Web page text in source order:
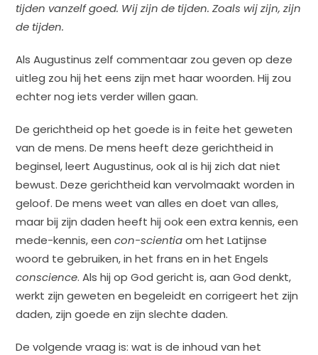
tijden vanzelf goed. Wij zijn de tijden. Zoals wij zijn, zijn
de tijden.
Als Augustinus zelf commentaar zou geven op deze
uitleg zou hij het eens zijn met haar woorden. Hij zou
echter nog iets verder willen gaan.
De gerichtheid op het goede is in feite het geweten
van de mens. De mens heeft deze gerichtheid in
beginsel, leert Augustinus, ook al is hij zich dat niet
bewust. Deze gerichtheid kan vervolmaakt worden in
geloof. De mens weet van alles en doet van alles,
maar bij zijn daden heeft hij ook een extra kennis, een
mede-kennis, eencon-scientiaom het Latijnse
woord te gebruiken, in het frans en in het Engels
conscience. Als hij op God gericht is, aan God denkt,
werkt zijn geweten en begeleidt en corrigeert het zijn
daden, zijn goede en zijn slechte daden.
De volgende vraag is: wat is de inhoud van het